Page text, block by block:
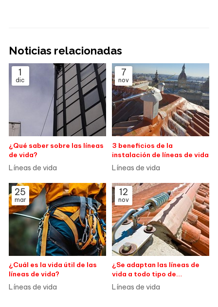
Noticias relacionadas
1
dic
¿Qué saber sobre las líneas
de vida?
Líneas de vida
7
nov
3 beneficios de la
instalación de líneas de vida
Líneas de vida
25
mar
¿Cuál es la vida útil de las
líneas de vida?
Líneas de vida
12
nov
¿Se adaptan las líneas de
vida a todo tipo de
cubierta?
Líneas de vida